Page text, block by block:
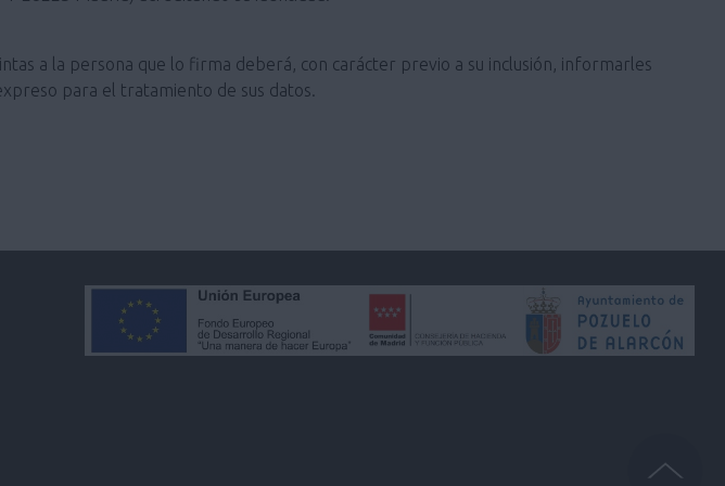
a la persona que lo firma deberá, con carácter previo a su inclusión, informarles
para el tratamiento de sus datos.